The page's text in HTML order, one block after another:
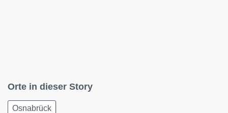
Orte in dieser Story
Osnabrück